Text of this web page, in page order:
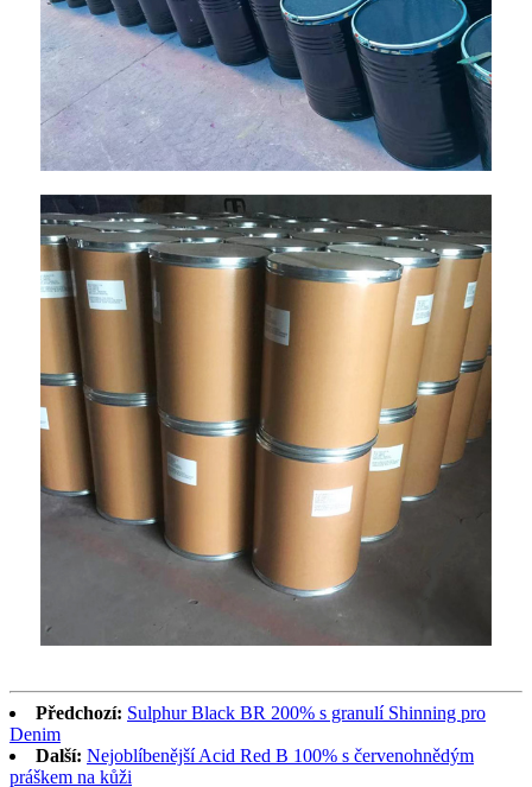
Předchozí: Sulphur Black BR ​​200% s granulí Shinning pro
Denim
Další: Nejoblíbenější Acid Red B 100% s červenohnědým
práškem na kůži